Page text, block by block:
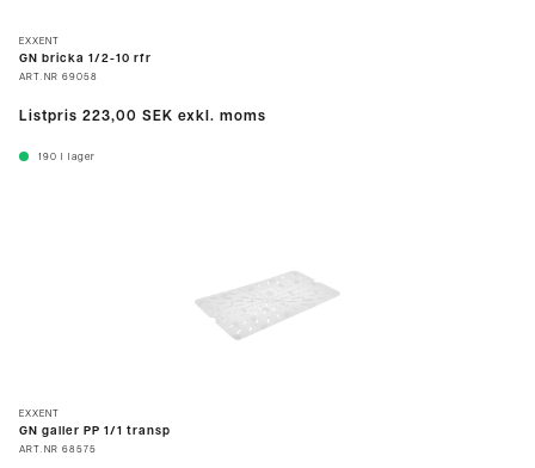
EXXENT
GN bricka 1/2-10 rfr
ART.NR 69058
Listpris 223,00 SEK exkl. moms
190 I lager
EXXENT
GN galler PP 1/1 transp
ART.NR 68575